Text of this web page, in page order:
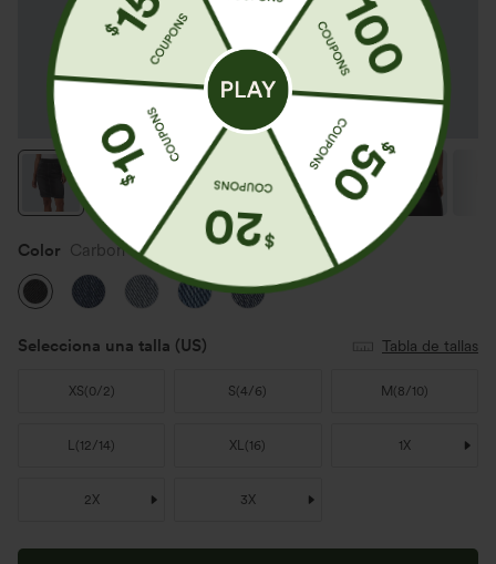
Color Carbon Paint Denim
Selecciona una talla (US) Tabla de tallas
XS(0/2) S(4/6) M (8/10)
L(12/14) XL(16) 1X
2X 3X